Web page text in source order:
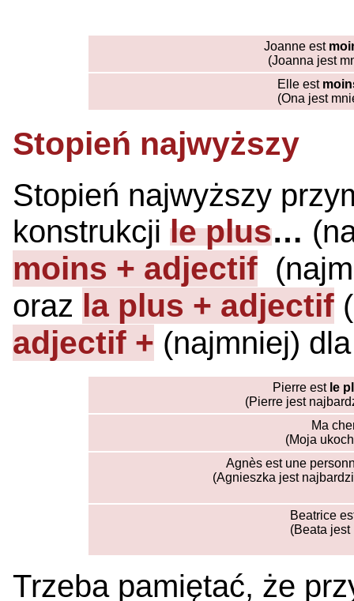
Joanne est
(Joanna jest
Elle est
(Ona jest
Stopień najwyższy
Stopień najwyższy
konstrukcji le plus…
moins + adjectif
oraz la plus + adjectif
adjectif + (najmniej)
Pierre est le
(Pierre jest
Ma
(Moja
Agnès est une
(Agnieszka jest
Beatrice
(Beata jest
Trzeba pamiętać, że